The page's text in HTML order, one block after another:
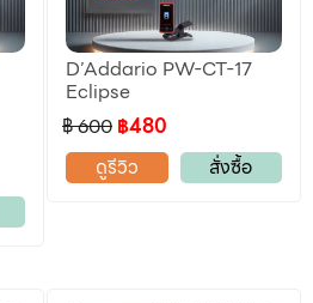
D’Addario PW-CT-17
Eclipse
฿ 600 ฿480
ดูรีวิว
สั่งซื้อ